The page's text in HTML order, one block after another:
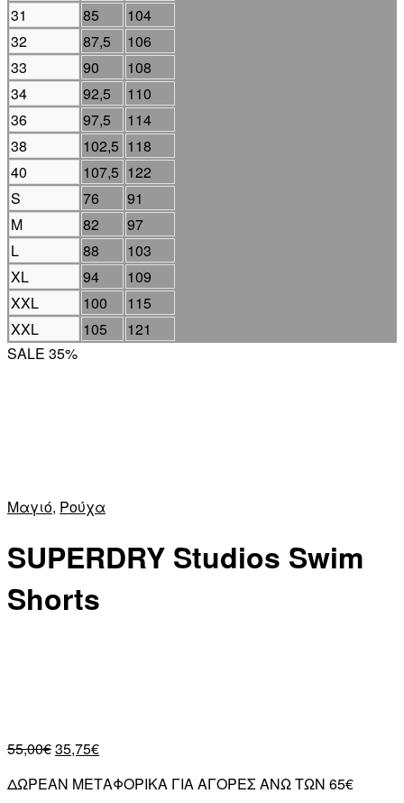
31
85
104
32
87,5
106
33
90
108
34
92,5
110
36
97,5
114
38
102,5 118
40
107,5 122
S
76
91
M
82
97
L
88
103
XL
94
109
XXL
100
115
XXL
105
121
SALE 35%
Μαγιό, Ρούχα
SUPERDRY Studios Swim
Shorts
55,00€35,75€
ΔΩΡΕΑΝ ΜΕΤΑΦΟΡΙΚΑ ΓΙΑ ΑΓΟΡΕΣ ΑΝΩ ΤΩΝ 65€